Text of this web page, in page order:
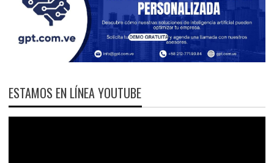
ESTAMOS EN LÍNEA YOUTUBE